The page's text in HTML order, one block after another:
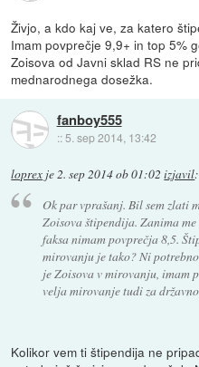
Živjo, a kdo kaj ve, za katero
Imam povprečje 9,9+ in top 5%
Zoisova od Javni sklad RS ne
mednarodnega dosežka.
fanboy555
:: 5. sep 2014, 13:42
loprex je2. sep 2014 ob 01:02 izjavil:
Ok par vprašanj. Bil sem zlati
Zoisova štipendija. Zanima
faksa nimam povprečja 8,5.
mirovanju je tako? Ni
je Zoisova v mirovanju, imam
velja mirovanje tudi za
Kolikor vem ti štipendija ne